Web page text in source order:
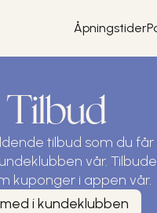
Åpningstider
Tilbud
tilbud som du
vår.
kuponger i appen vår.
med i kundeklubben